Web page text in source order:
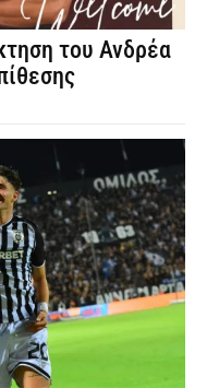
του Ανδρέα